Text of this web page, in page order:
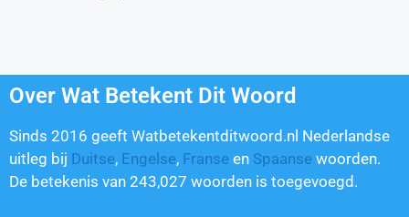
Over Wat Betekent Dit Woord
Sinds 2016 geeft Watbetekentditwoord.nl Nederlandse
uitleg bij Duitse, Engelse, Franse en Spaanse woorden.
De betekenis van 243,027 woorden is toegevoegd.